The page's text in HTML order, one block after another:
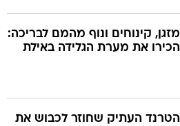
מזגן, קינוחים ונוף מהמם לבריכה:
הכירו את מערת הגלידה באילת
הטרנד העתיק שחוזר לכבוש את